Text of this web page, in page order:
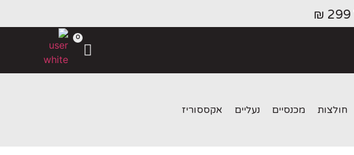
0
חולצות מכנסיים נעליים אקססוריז